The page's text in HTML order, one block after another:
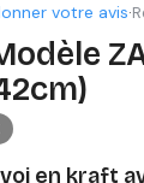
votre avis·
en kraft